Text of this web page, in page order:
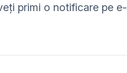
primi o notificare pe e-